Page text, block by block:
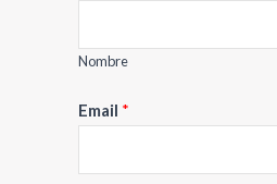
Nombre
o
Email *